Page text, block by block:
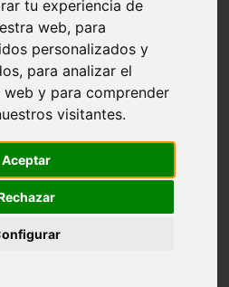
tu experiencia de
web, para
personalizados y
para analizar el
y para comprender
visitantes.
Aceptar
Dos Cartões De Crédito |